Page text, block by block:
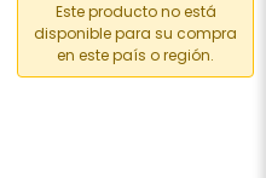
Este producto no está
disponible para su compra
en este país o región.